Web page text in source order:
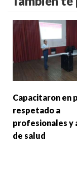
Capacitaron en
respetado a
profesionales y
de salud